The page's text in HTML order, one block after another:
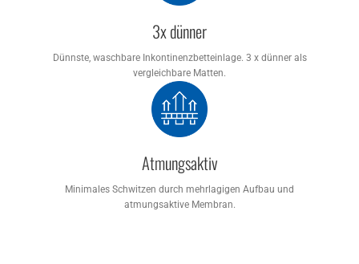
3x dünner
Dünnste, waschbare Inkontinenzbetteinlage. 3 x dünner als
vergleichbare Matten.
Atmungsaktiv
Minimales Schwitzen durch mehrlagigen Aufbau und
atmungsaktive Membran.